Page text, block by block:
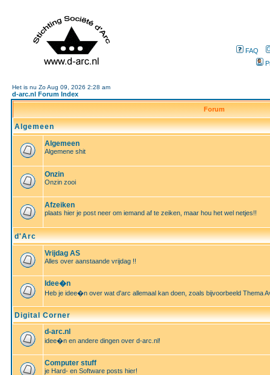
FAQ
Het is nu Zo Aug 09, 2026 2:28 am
d-arc.nl Forum Index
Forum
Algemeen
Algemeen
Algemene shit
Onzin
Onzin zooi
Afzeiken
plaats hier je post neer om iemand af te zeiken, maar hou het wel netjes!!
d'Arc
Vrijdag AS
Alles over aanstaande vrijdag !!
Idee�n
Heb je idee�n over wat d'arc allemaal kan doen, zoals bijvoorbeeld Thema
Digital Corner
d-arc.nl
idee�n en andere dingen over d-arc.nl!
Computer stuff
je Hard- en Software posts hier!